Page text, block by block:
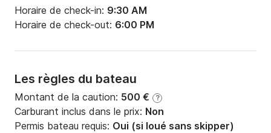
Horaire de check-in: 9:30 AM
Horaire de check-out: 6:00 PM
Les règles du bateau
Montant de la caution: 500 € ?
Carburant inclus dans le prix: Non
Permis bateau requis: Oui (si loué sans skipper)